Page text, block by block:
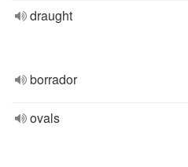
draught
borrador
ovals